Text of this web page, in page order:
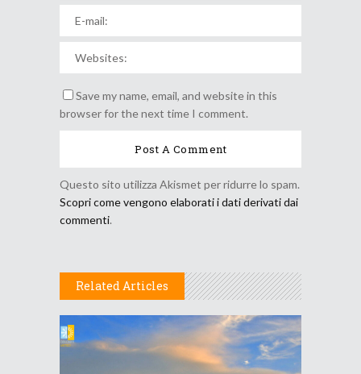
Save my name, email, and website in this
browser for the next time I comment.
Questo sito utilizza Akismet per ridurre lo spam.
Scopri come vengono elaborati i dati derivati dai
commenti.
Related Articles